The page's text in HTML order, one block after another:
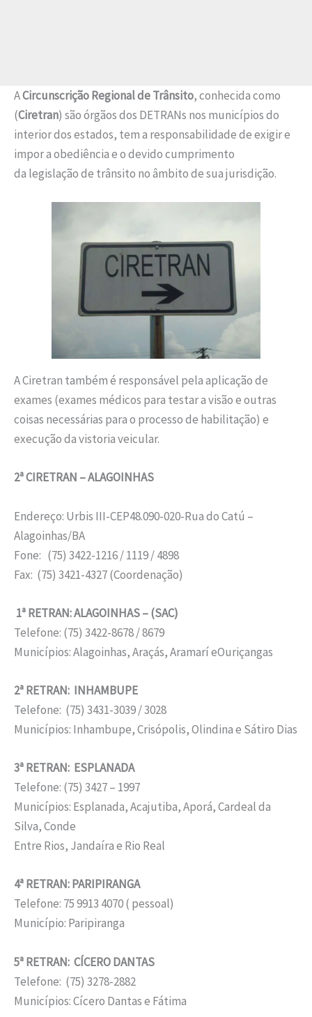
ACircunscrição Regional de Trânsito, conhecida como
(Ciretran) são órgãos dos DETRANs nos municípios do
interior dos estados, tem a responsabilidade de exigir e
impor a obediência e o devido cumprimento
da legislação de trânsito no âmbito de sua jurisdição.
A Ciretran também é responsável pela aplicação de
exames (exames médicos para testar a visão e outras
coisas necessárias para o processo de habilitação) e
execução da vistoria veicular.
2ª CIRETRAN – ALAGOINHAS
Endereço: Urbis III-CEP48.090-020-Rua do Catú –
Alagoinhas/BA
Fone: (75) 3422-1216 / 1119 / 4898
Fax: (75) 3421-4327 (Coordenação)
1ª RETRAN: ALAGOINHAS – (SAC)
Telefone: (75) 3422-8678 / 8679
Municípios: Alagoinhas, Araçás, Aramarí eOuriçangas
2ª RETRAN: INHAMBUPE
Telefone: (75) 3431-3039 / 3028
Municípios: Inhambupe, Crisópolis, Olindina e Sátiro Dias
3ª RETRAN: ESPLANADA
Telefone: (75) 3427 – 1997
Municípios: Esplanada, Acajutiba, Aporá, Cardeal da
Silva, Conde
Entre Rios, Jandaíra e Rio Real
4ª RETRAN: PARIPIRANGA
Telefone: 75 9913 4070 ( pessoal)
Município: Paripiranga
5ª RETRAN: CÍCERO DANTAS
Telefone: (75) 3278-2882
Municípios: Cícero Dantas e Fátima